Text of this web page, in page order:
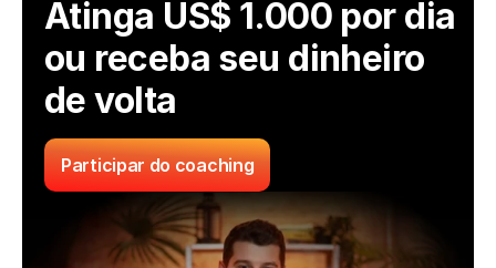
Atinga US$ 1.000 por dia
ou receba seu dinheiro
de volta
Participar do coaching